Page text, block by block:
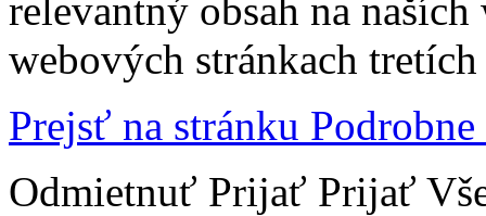
relevantný obsah na
webových stránkach tretích
Prejsť na stránku
Odmietnuť Prijať Prijať